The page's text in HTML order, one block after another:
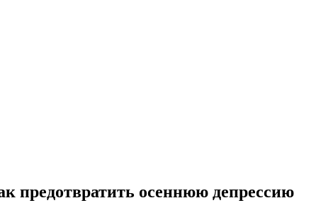
предотвратить осеннюю депрессию